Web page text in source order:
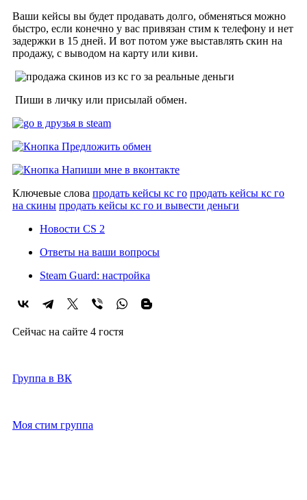
Ваши кейсы вы будет продавать долго, обменяться можно
быстро, если конечно у вас привязан стим к телефону и нет
задержки в 15 дней. И вот потом уже выставлять скин на
продажу, с выводом на карту или киви.
Пиши в личку или присылай обмен.
Ключевые слова продать кейсы кс го продать кейсы кс го
на скины продать кейсы кс го и вывести деньги
Новости CS 2
Ответы на ваши вопросы
Steam Guard: настройка
Сейчас на сайте 4 гостя
Группа в ВК
Моя стим группа